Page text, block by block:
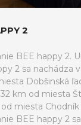
2
BEE happy 2.
2 sa nachádza
Dobšinská
32 km od miesta
miesta Chodník
BEE happy 2